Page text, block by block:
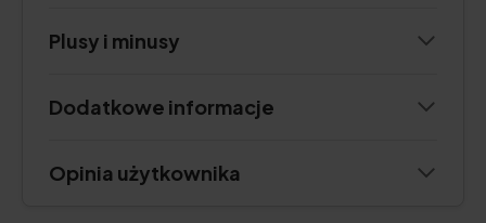
Plusy i minusy
Dodatkowe informacje
Opinia użytkownika